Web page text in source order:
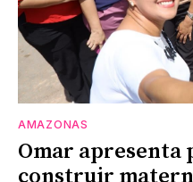
AMAZONAS
Omar apresenta
construir